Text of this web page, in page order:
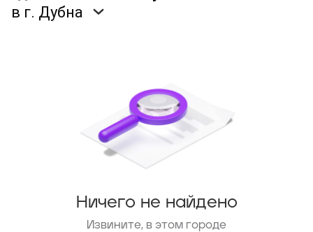
в г. Дубна
Ничего не найдено
Извините, в этом городе